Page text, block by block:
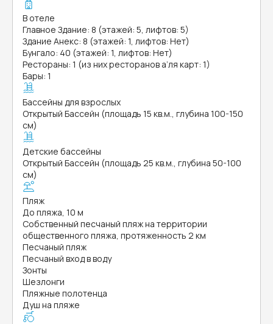
В отеле
Главное Здание: 8 (этажей: 5, лифтов: 5)
Здание Анекс: 8 (этажей: 1, лифтов: Нет)
Бунгало: 40 (этажей: 1, лифтов: Нет)
Рестораны: 1 (из них ресторанов а’ля карт: 1)
Бары: 1
Бассейны для взрослых
Открытый Бассейн (площадь 15 кв.м., глубина 100-150
см)
Детские бассейны
Открытый Бассейн (площадь 25 кв.м., глубина 50-100
см)
Пляж
До пляжа, 10 м
Собственный песчаный пляж на территории
общественного пляжа, протяженность 2 км
Песчаный пляж
Песчаный вход в воду
Зонты
Шезлонги
Пляжные полотенца
Душ на пляже